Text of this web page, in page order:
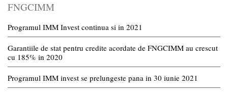
FNGCIMM
Programul IMM Invest continua si in 2021
Garantiile de stat pentru credite acordate de FNGCIMM au crescut
cu 185% in 2020
Programul IMM invest se prelungeste pana in 30 iunie 2021